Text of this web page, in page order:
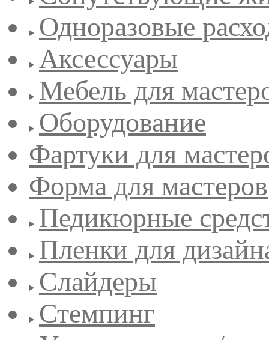
Одноразовые
Аксессуары
Мебель для
Оборудование
Фартуки для
Форма для мастеров
Педикюрные
Пленки для
Слайдеры
Стемпинг